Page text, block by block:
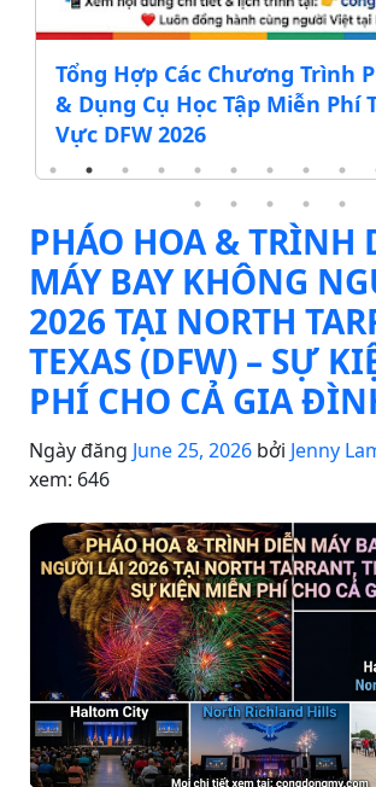
ĐẠI HỘI NGÀY THÁNH MẪU
2026
PHÁO HOA & TRÌNH
MÁY BAY KHÔNG
2026 TẠI NORTH
TEXAS (DFW) – SỰ
PHÍ CHO CẢ GIA
Ngày đăng June 25, 2026 bởi Jenny
xem: 646